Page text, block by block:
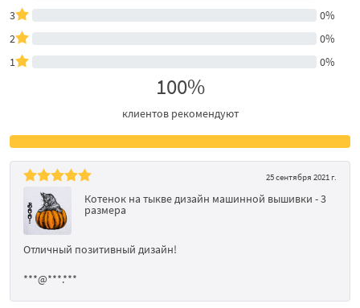
3
0%
2
0%
1
0%
100%
клиентов рекомендуют
25 сентября 2021 г.
Котенок на тыкве дизайн машинной вышивки - 3
размера
Отличный позитивный дизайн!
***@***.***